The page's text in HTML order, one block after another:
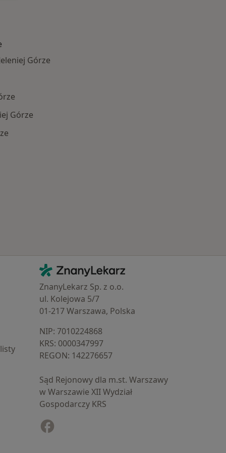
Górze
Górze
Kontakt
ZnanyLekarz - Strona główna
ZnanyLekarz Sp. z o.o.
ul. Kolejowa 5/7
01-217 Warszawa, Polska
NIP: ⁠7010224868
KRS: ⁠0000347997
REGON: ⁠142276657
Sąd Rejonowy dla m.st. Warszawy
w Warszawie XII Wydział
Gospodarczy KRS